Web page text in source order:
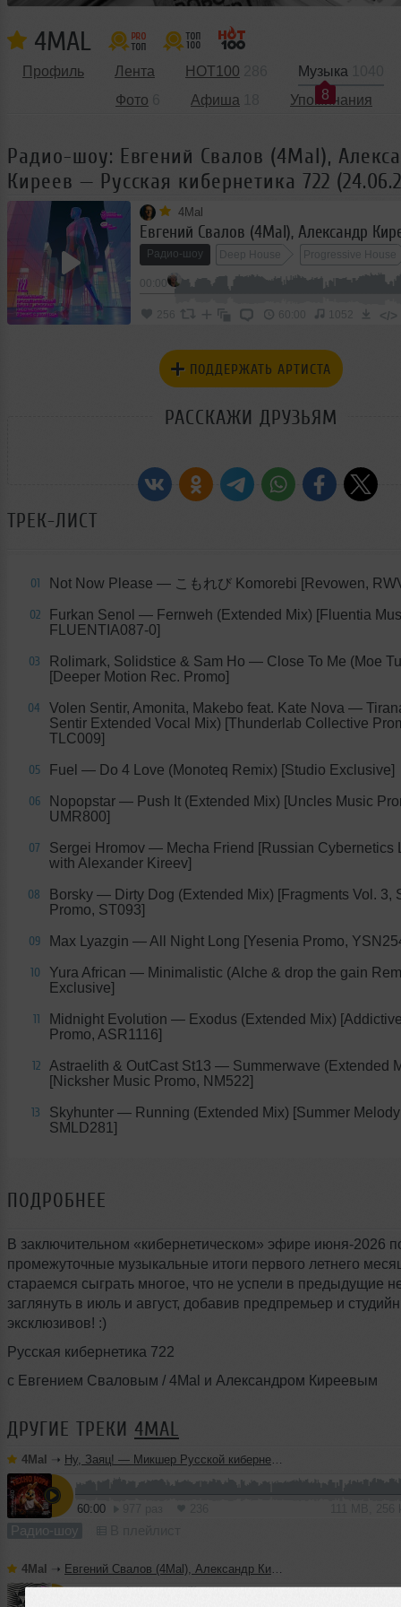
4MAL
Профиль Лента HOT100
Музыка
8
Фото
Афиша Упоминания
Радио-шоу: Евгений Свалов (4Mal),
Киреев — Русская кибернетика 722
4Mal
Радио-шоу Deep House Progressive House
Organic House
256 60:00 1052 </>
ПОДДЕРЖАТЬ АРТИСТА
РАССКАЖИ ДРУЗЬЯМ
ТРЕК-ЛИСТ
01 Not Now Please — こもれび Komorebi [Revowen,
02
Furkan Senol — Fernweh (Extended Mix) [Fluentia
FLUENTIA087-0]
03
Rolimark, Solidstice & Sam Ho — Close To Me (Moe
[Deeper Motion Rec. Promo]
04
Volen Sentir, Amonita, Makebo feat. Kate Nova —
Sentir Extended Vocal Mix) [Thunderlab Collective
TLC009]
05 Fuel — Do 4 Love (Monoteq Remix) [Studio Exclusive]
06
Nopopstar — Push It (Extended Mix) [Uncles Music
UMR800]
07
Sergei Hromov — Mecha Friend [Russian Cybernetics
with Alexander Kireev]
08
Borsky — Dirty Dog (Extended Mix) [Fragments Vol. 3,
Promo, ST093]
09 Max Lyazgin — All Night Long [Yesenia Promo,
10
Yura African — Minimalistic (Alche & drop the gain
Exclusive]
11
Midnight Evolution — Exodus (Extended Mix)
Promo, ASR1116]
12
Astraelith & OutCast St13 — Summerwave (Extended
[Nicksher Music Promo, NM522]
13
Skyhunter — Running (Extended Mix) [Summer
SMLD281]
ПОДРОБНЕЕ
В заключительном «кибернетическом» эфире июня-2026
промежуточные музыкальные итоги первого летнего
стараемся сыграть многое, что не успели в предыдущие
заглянуть в июль и август, добавив предпремьер и
эксклюзивов! :)
Русская кибернетика 722
с Евгением Сваловым / 4Mal и Александром Киреевым
ДРУГИЕ ТРЕКИ 4MAL
4Mal ➝ Ну, Заяц! — Микшер Русской кибернетики 460 с Евгением Сваловым (4Mal) и Александром Киреевым (22.07.2026)
60:00
Радио-шоу
4Mal ➝ Евгений Свалов (4Mal), Александр Киреев — Русская кибернетика 725 (22.07.2026)